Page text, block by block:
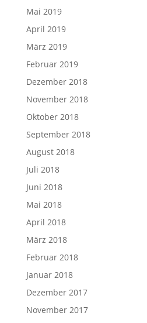
Mai 2019
April 2019
März 2019
Februar 2019
Dezember 2018
November 2018
Oktober 2018
September 2018
August 2018
Juli 2018
Juni 2018
Mai 2018
April 2018
März 2018
Februar 2018
Januar 2018
Dezember 2017
November 2017